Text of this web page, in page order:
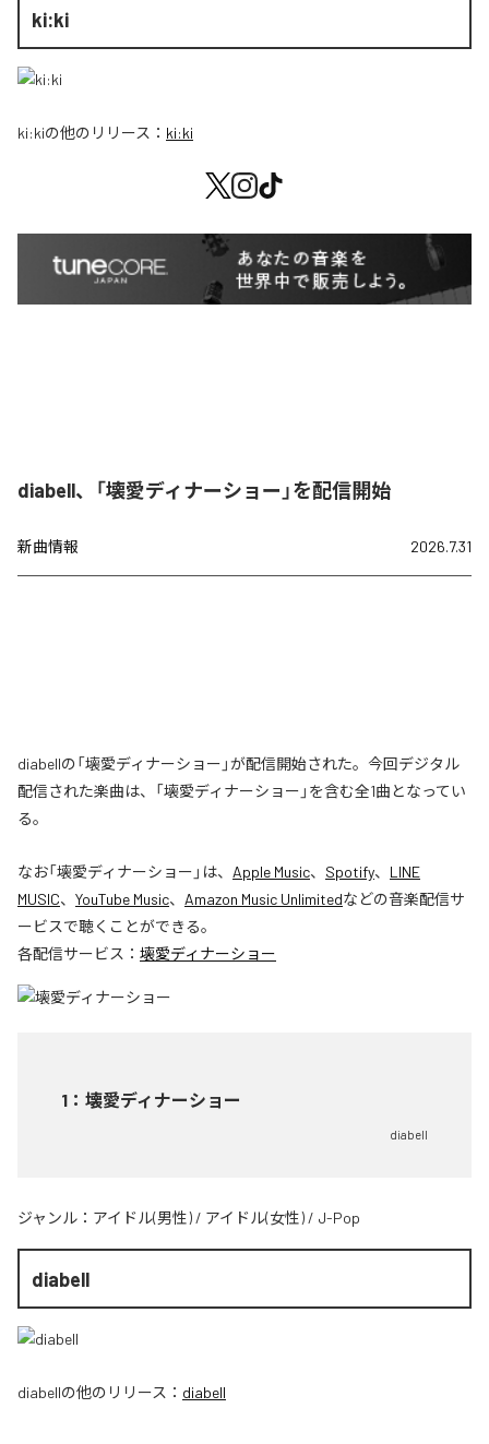
ki:ki
ki:kiの他のリリース： ki:ki
diabell、「壊愛ディナーショー」を配信開始
新曲情報 2026.7.31
diabellの「壊愛ディナーショー」が配信開始された。今回デジタル
配信された楽曲は、「壊愛ディナーショー」を含む全1曲となってい
る。
なお「壊愛ディナーショー 」は、 Apple Music、 Spotify、 LINE
MUSIC、 YouTube Music、 Amazon Music Unlimitedなどの音楽配信サ
ービスで聴くことができる。
各配信サービス： 壊愛ディナーショー
1 ： 壊愛ディナーショー
diabell
ジャンル： アイドル(男性) / アイドル(女性) / J-Pop
diabell
diabellの他のリリース： diabell